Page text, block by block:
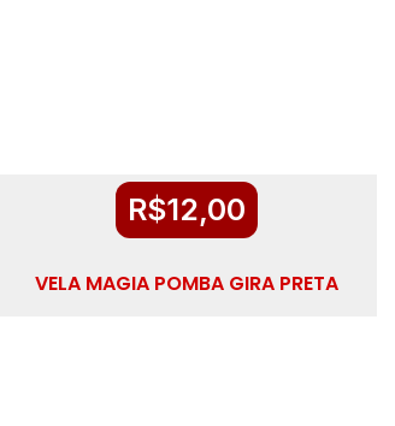
R$12,00
VELA MAGIA POMBA GIRA PRETA